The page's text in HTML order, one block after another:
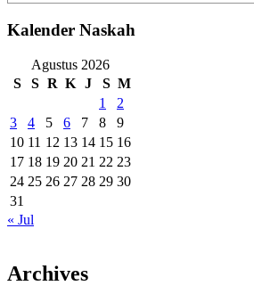
Kalender Naskah
Agustus 2026
S
S R K J S M
1
2
3
4 5 6 7 8
9
10 11 12 13 14 15 16
17 18 19 20 21 22 23
24 25 26 27 28 29 30
31
« Jul
Archives